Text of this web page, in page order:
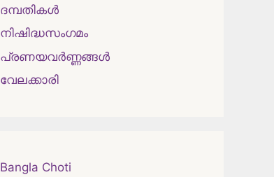
ദമ്പതികള്‍
നിഷിദ്ധസംഗമം
പ്രണയവർണ്ണങ്ങൾ
വേലക്കാരി
Bangla Choti